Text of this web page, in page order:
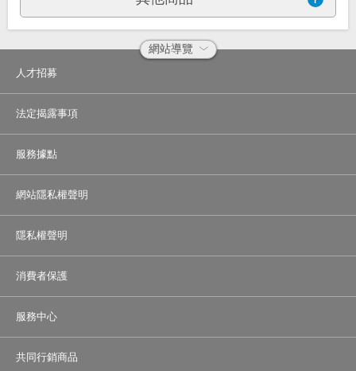
網站導覽
關於我們
個資聲明
專業達人團隊
健康財富達人
身家財產達人
人才招募
法定揭露事項
服務據點
網站隱私權聲明
隱私權聲明
消費者保護
服務中心
共同行銷商品